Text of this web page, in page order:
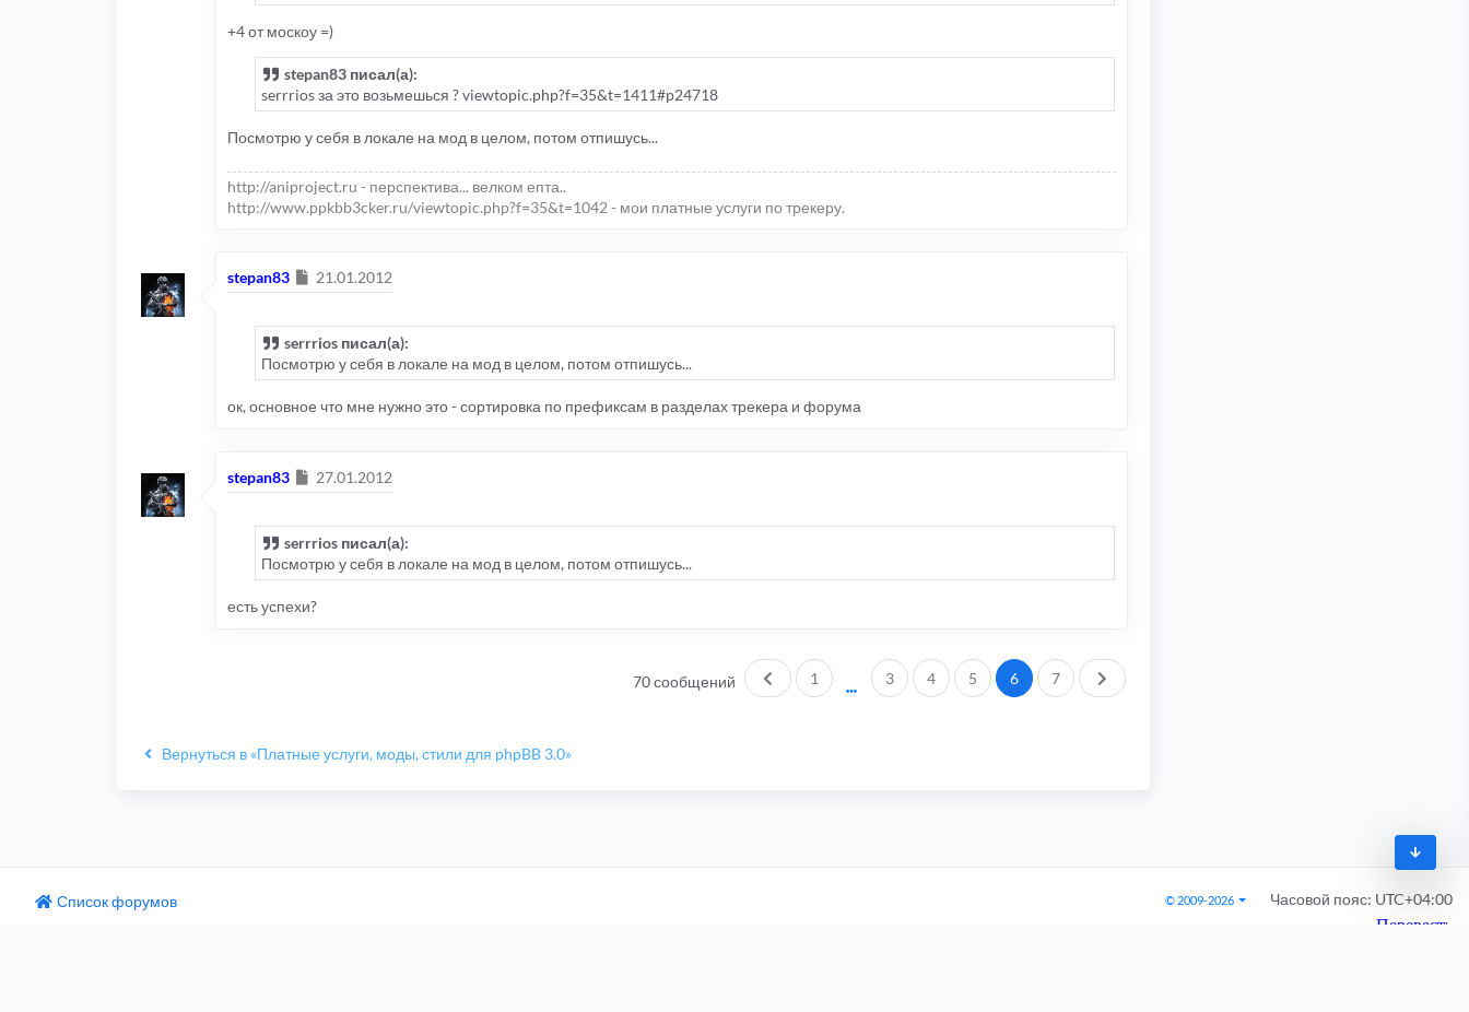
+4 от москоу =)
stepan83 писал(а):
serrrios за это возьмешься ? viewtopic.php?f=35&t=1411#p24718
Посмотрю у себя в локале на мод в целом, потом отпишусь...
http://aniproject.ru - перспектива... велком епта..
http://www.ppkbb3cker.ru/viewtopic.php?f=35&t=1042 - мои платные услуги по трекеру.
stepan83 Сообщение
21.01.2012
serrrios писал(а):
Посмотрю у себя в локале на мод в целом, потом отпишусь...
ок, основное что мне нужно это - сортировка по префиксам в разделах трекера и форума
stepan83 Сообщение
27.01.2012
serrrios писал(а):
Посмотрю у себя в локале на мод в целом, потом отпишусь...
есть успехи?
70 сообщений Пред.
1 3 4 5 6 7 След.
Вернуться в «Платные услуги, моды, стили для phpBB 3.0»
Список форумов © 2009-2026 Часовой пояс: UTC+04:00